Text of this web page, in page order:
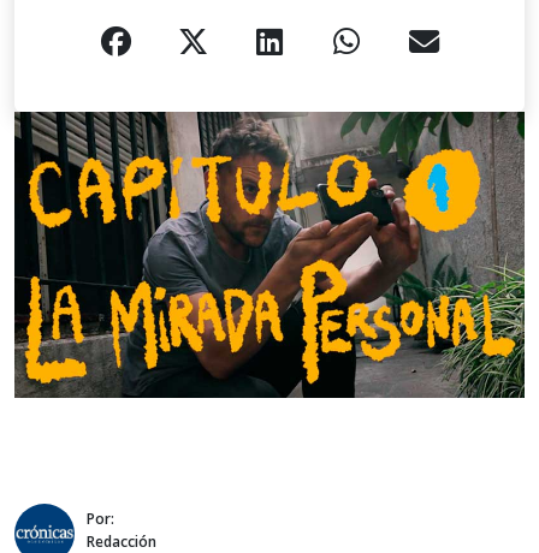
Por:
Redacción